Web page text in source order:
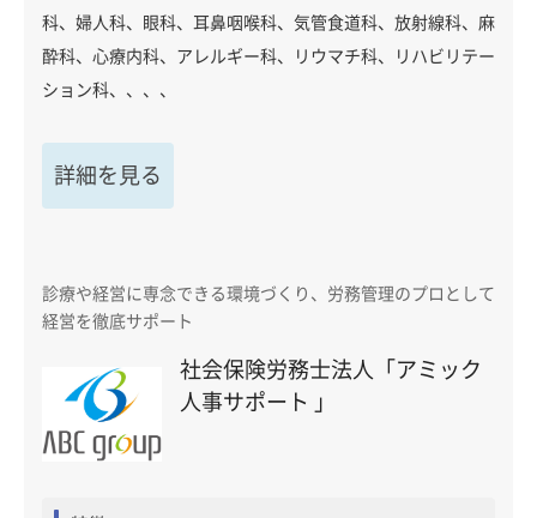
科、婦人科、眼科、耳鼻咽喉科、気管食道科、放射線科、麻
酔科、心療内科、アレルギー科、リウマチ科、リハビリテー
ション科、、、、
詳細を見る
診療や経営に専念できる環境づくり、労務管理のプロとして
経営を徹底サポート
社会保険労務士法人「アミック
人事サポート 」